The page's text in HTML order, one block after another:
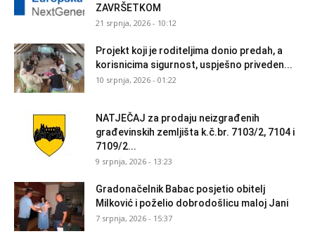
ZAVRŠETKOM
21 srpnja, 2026 - 10:12
Projekt koji je roditeljima donio predah, a
korisnicima sigurnost, uspješno priveden...
10 srpnja, 2026 - 01:22
NATJEČAJ za prodaju neizgrađenih
građevinskih zemljišta k.č.br. 7103/2, 7104 i
7109/2...
9 srpnja, 2026 - 13:23
Gradonačelnik Babac posjetio obitelj
Milković i poželio dobrodošlicu maloj Jani
7 srpnja, 2026 - 15:37